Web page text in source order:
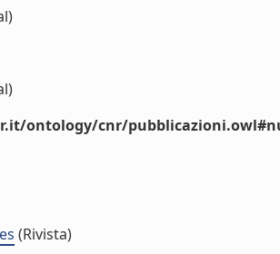
ontology/cnr/
(Rivista)